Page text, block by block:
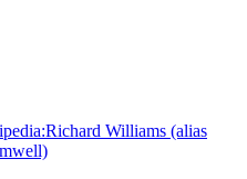
Williams (alias